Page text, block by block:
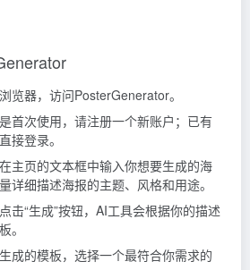
览器，访问PosterGenerator。
首次使用，请注册一个新账户；已有
接登录。
主页的文本框中输入你想要生成的海
详细描述海报的主题、风格和用途。
击“生成”按钮，AI工具会根据你的描述
。
成的模板，选择一个最符合你需求的